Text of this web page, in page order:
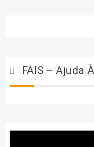
FAIS – Ajuda